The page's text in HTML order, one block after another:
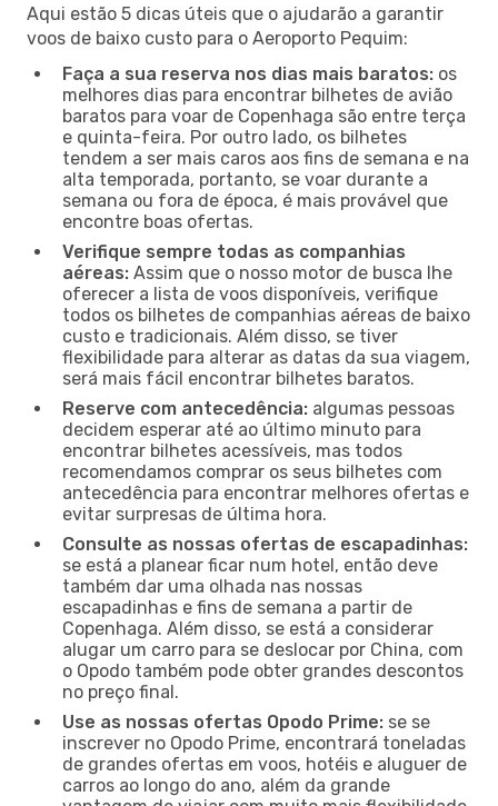
Aqui estão 5 dicas úteis que o ajudarão a garantir
voos de baixo custo para o Aeroporto Pequim:
Faça a sua reserva nos dias mais baratos: os
melhores dias para encontrar bilhetes de avião
baratos para voar de Copenhaga são entre terça
e quinta-feira. Por outro lado, os bilhetes
tendem a ser mais caros aos fins de semana e na
alta temporada, portanto, se voar durante a
semana ou fora de época, é mais provável que
encontre boas ofertas.
Verifique sempre todas as companhias
aéreas: Assim que o nosso motor de busca lhe
oferecer a lista de voos disponíveis, verifique
todos os bilhetes de companhias aéreas de baixo
custo e tradicionais. Além disso, se tiver
flexibilidade para alterar as datas da sua viagem,
será mais fácil encontrar bilhetes baratos.
Reserve com antecedência: algumas pessoas
decidem esperar até ao último minuto para
encontrar bilhetes acessíveis, mas todos
recomendamos comprar os seus bilhetes com
antecedência para encontrar melhores ofertas e
evitar surpresas de última hora.
Consulte as nossas ofertas de escapadinhas:
se está a planear ficar num hotel, então deve
também dar uma olhada nas nossas
escapadinhas e fins de semana a partir de
Copenhaga. Além disso, se está a considerar
alugar um carro para se deslocar por China, com
o Opodo também pode obter grandes descontos
no preço final.
Use as nossas ofertas Opodo Prime: se se
inscrever no Opodo Prime, encontrará toneladas
de grandes ofertas em voos, hotéis e aluguer de
carros ao longo do ano, além da grande